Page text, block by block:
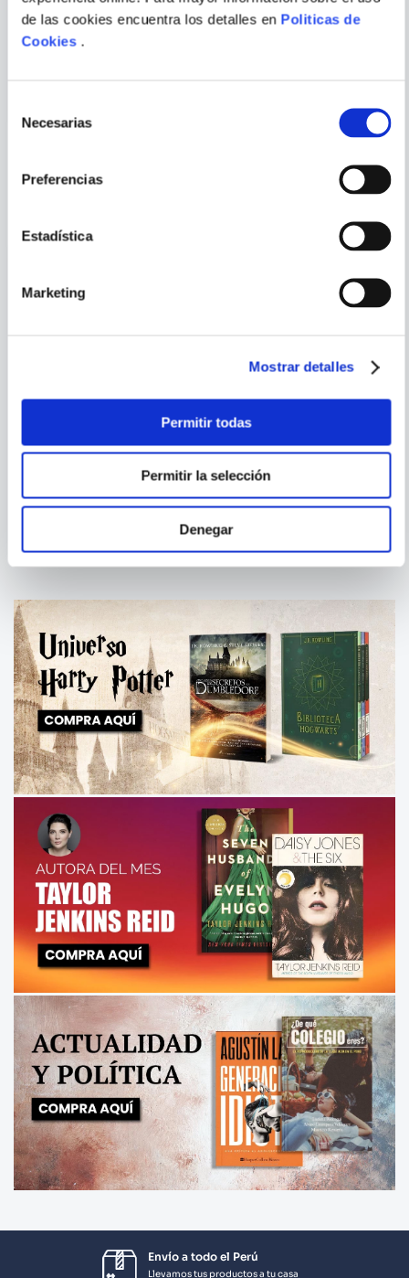
de las cookies encuentra los detalles en Politicas de
Cookies.
Necesarias
Preferencias
Estadística
Marketing
Mostrar detalles
Permitir todas
Permitir la selección
Denegar
RAFAEL TARRADAS
BULTO
LA VOZ DE LOS VALIENTES
JAVIER NEGRETE
PORQUE TAMBIÉN
RAFAEL TARRADAS
BULTO
LA VOZ DE LOS VALIENTES
ALDOUS HUXLEY
UN MUNDO FELIZ
Envío a todo el Perú
Llevamos tus productos a tu casa